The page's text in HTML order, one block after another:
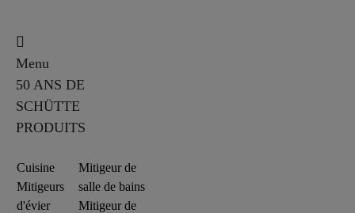
Menu
50 ANS DE
SCHÜTTE
PRODUITS
Cuisine
Mitigeurs
d'évier
Mitigeur de
salle de bains
Mitigeur de